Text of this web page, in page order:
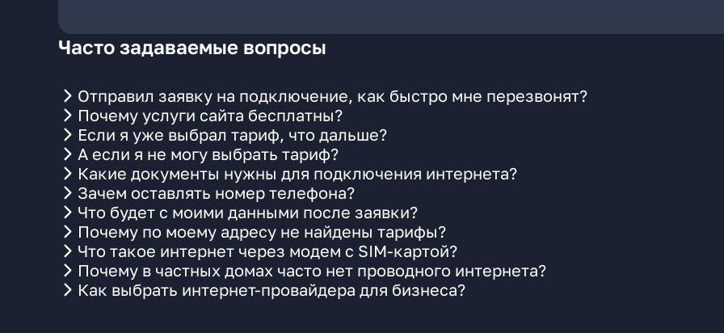
Часто задаваемые вопросы
Отправил заявку на подключение, как быстро мне перезвонят?
Почему услуги сайта бесплатны?
Если я уже выбрал тариф, что дальше?
А если я не могу выбрать тариф?
Какие документы нужны для подключения интернета?
Зачем оставлять номер телефона?
Что будет с моими данными после заявки?
Почему по моему адресу не найдены тарифы?
Что такое интернет через модем с SIM-картой?
Почему в частных домах часто нет проводного интернета?
Как выбрать интернет-провайдера для бизнеса?